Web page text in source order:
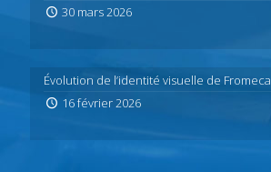
30 mars 2026
Évolution de l’identité visuelle de Fromeca
16 février 2026